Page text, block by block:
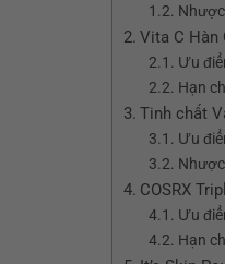
Vita C Hàn
Ưu
Hạn
Tinh chất
Ưu
COSRX
Ưu
Hạn